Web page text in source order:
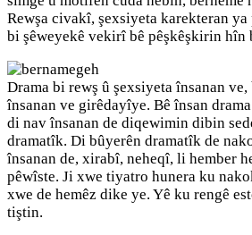
Rewşa civakî, şexsiyeta karekteran
bi şêweyekê vekirî bê pêşkêşkirin hîn
Drama bi rewş û şexsiyeta însanan
însanan ve girêdayîye. Bê însan
di nav însanan de diqewimin dibin
dramatîk. Di bûyerên dramatîk de
însanan de, xirabî, neheqî, li hember
pêwîste. Ji xwe tiyatro hunera ku
xwe de hemêz dike ye. Yê ku rengê
tiştin.